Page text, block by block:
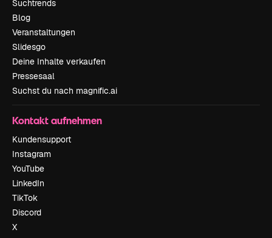
Suchtrends
Blog
Veranstaltungen
Slidesgo
Deine Inhalte verkaufen
Pressesaal
Suchst du nach magnific.ai
Kontakt aufnehmen
Kundensupport
Instagram
YouTube
LinkedIn
TikTok
Discord
X